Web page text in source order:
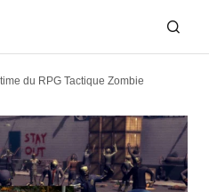
du RPG Tactique Zombie